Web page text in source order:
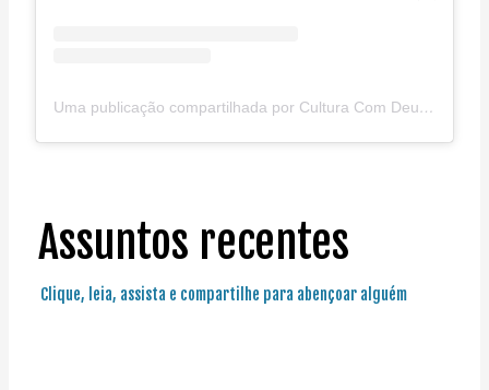
Uma publicação compartilhada por Cultura Com Deus (@culturacomdeus)
Assuntos recentes
Clique, leia, assista e compartilhe para abençoar alguém